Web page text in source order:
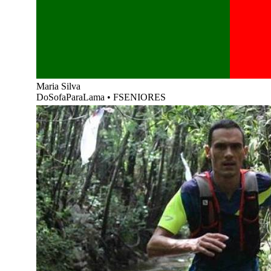
Maria Silva
DoSofaParaLama • FSENIORES